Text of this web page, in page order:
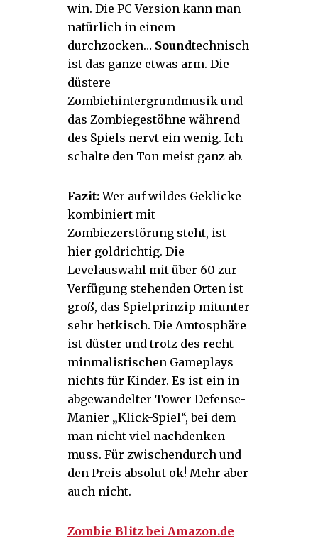
win. Die PC-Version kann man
natürlich in einem
durchzocken… Soundtechnisch
ist das ganze etwas arm. Die
düstere
Zombiehintergrundmusik und
das Zombiegestöhne während
des Spiels nervt ein wenig. Ich
schalte den Ton meist ganz ab.
Fazit:Wer auf wildes Geklicke
kombiniert mit
Zombiezerstörung steht, ist
hier goldrichtig. Die
Levelauswahl mit über 60 zur
Verfügung stehenden Orten ist
groß, das Spielprinzip mitunter
sehr hetkisch. Die Amtosphäre
ist düster und trotz des recht
minmalistischen Gameplays
nichts für Kinder. Es ist ein in
abgewandelter Tower Defense-
Manier „Klick-Spiel“, bei dem
man nicht viel nachdenken
muss. Für zwischendurch und
den Preis absolut ok! Mehr aber
auch nicht.
Zombie Blitz bei Amazon.de